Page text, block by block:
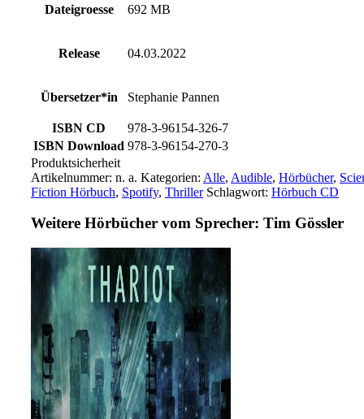
Dateigroesse 692 MB
Release 04.03.2022
Übersetzer*in Stephanie Pannen
ISBN CD
978-3-96154-326-7
ISBN Download 978-3-96154-270-3
Produktsicherheit
Artikelnummer: n. a. Kategorien: Alle, Audible, Hörbücher,
Fiction Hörbuch, Spotify, Thriller Schlagwort: Hörbuch CD
Weitere Hörbücher vom Sprecher: Tim Gössler